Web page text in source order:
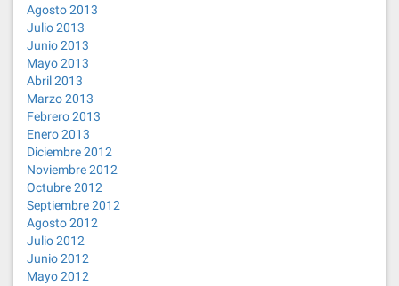
Agosto 2013
Julio 2013
Junio 2013
Mayo 2013
Abril 2013
Marzo 2013
Febrero 2013
Enero 2013
Diciembre 2012
Noviembre 2012
Octubre 2012
Septiembre 2012
Agosto 2012
Julio 2012
Junio 2012
Mayo 2012